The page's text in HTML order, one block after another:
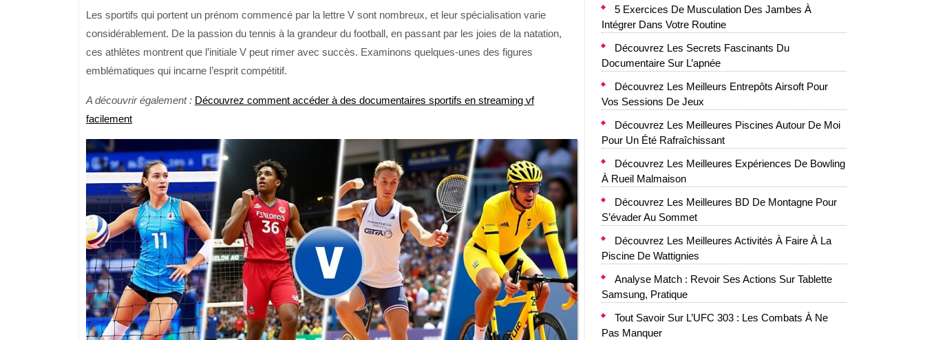
Les sportifs qui portent un prénom commencé par la lettre V sont nombreux, et leur spécialisation varie
considérablement. De la passion du tennis à la grandeur du football, en passant par les joies de la natation,
ces athlètes montrent que l’initiale V peut rimer avec succès. Examinons quelques-unes des figures
emblématiques qui incarne l’esprit compétitif.
A découvrir également : Découvrez comment accéder à des documentaires sportifs en streaming vf
facilement
5 Exercices De Musculation Des Jambes À
Intégrer Dans Votre Routine
Découvrez Les Secrets Fascinants Du
Documentaire Sur L’apnée
Découvrez Les Meilleurs Entrepôts Airsoft Pour
Vos Sessions De Jeux
Découvrez Les Meilleures Piscines Autour De Moi
Pour Un Été Rafraîchissant
Découvrez Les Meilleures Expériences De Bowling
À Rueil Malmaison
Découvrez Les Meilleures BD De Montagne Pour
S’évader Au Sommet
Découvrez Les Meilleures Activités À Faire À La
Piscine De Wattignies
Analyse Match : Revoir Ses Actions Sur Tablette
Samsung, Pratique
Tout Savoir Sur L’UFC 303 : Les Combats À Ne
Pas Manquer